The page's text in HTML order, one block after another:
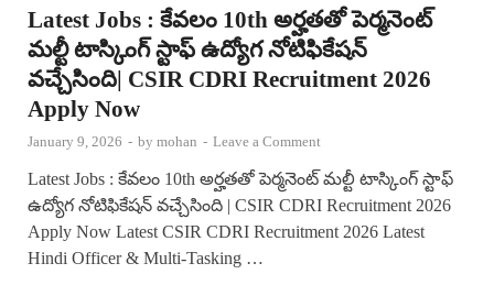
Latest Jobs : కేవలం 10th అర్హతతో పెర్మనెంట్
మల్టీ టాస్కింగ్ స్టాఫ్ ఉద్యోగ నోటిఫికేషన్
వచ్చేసింది| CSIR CDRI Recruitment 2026
Apply Now
January 9, 2026 - by mohan - Leave a Comment
Latest Jobs : కేవలం 10th అర్హతతో పెర్మనెంట్ మల్టీ టాస్కింగ్ స్టాఫ్
ఉద్యోగ నోటిఫికేషన్ వచ్చేసింది | CSIR CDRI Recruitment 2026
Apply Now Latest CSIR CDRI Recruitment 2026 Latest
Hindi Officer & Multi-Tasking …